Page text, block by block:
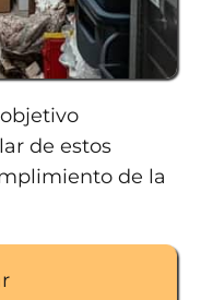
de estos
de la